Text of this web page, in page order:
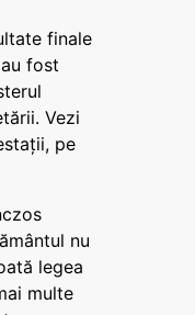
finale
fost
Vezi
pe
nu
legea
multe